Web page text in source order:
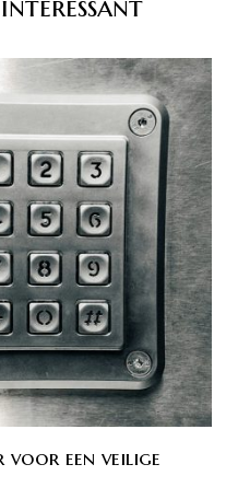
voor een veilige